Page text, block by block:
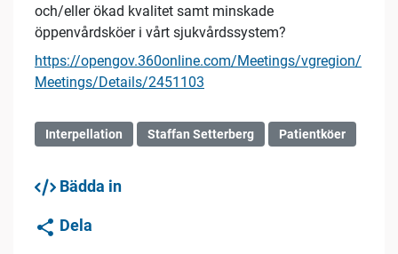
och/eller ökad kvalitet samt minskade
öppenvårdsköer i vårt sjukvårdssystem?
https://opengov.360online.com/Meetings/vgregion/
Meetings/Details/2451103
Interpellation Staffan Setterberg Patientköer
Bädda in
Dela